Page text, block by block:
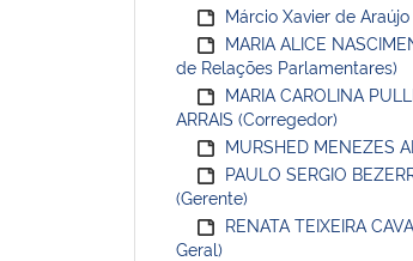
Márcio Xavier de
MARIA ALICE
de Relações Parlamentares)
MARIA CAROLINA
ARRAIS (Corregedor)
MURSHED MENEZES
PAULO SERGIO
(Gerente)
RENATA TEIXEIRA
Geral)